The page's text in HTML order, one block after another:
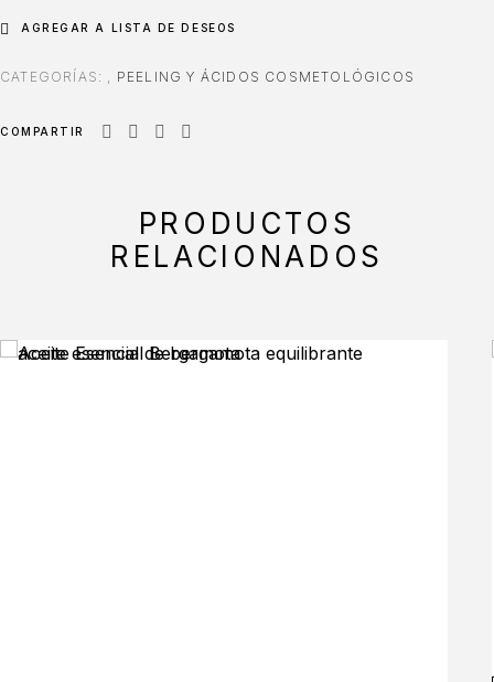
AGREGAR A LISTA DE DESEOS
CATEGORÍAS: PEELING Y ÁCIDOS COSMETOLÓGICOS
COMPARTIR
PRODUCTOS
RELACIONADOS